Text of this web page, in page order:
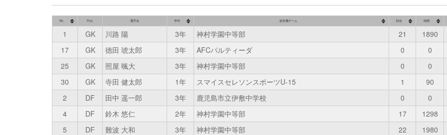
No. Pos. 選手名 学年 前所属チーム 試合 時間
1 GK 川路 陽 3年 神村学園中等部 21 1890
17
GK 德田 琥太郎 3年 AFCパルティーダ 0 0
25
GK 照屋 颯大 3年 神村学園中等部 0 0
30
GK 寺田 健太郎 1年 スマイスセレソンスポーツU-15 1 90
2
DF 田中 遥一郎 3年 鹿児島市立伊敷中学校 0 0
4
DF 鈴木 悠仁 2年 神村学園中等部 17 1298
5
DF 難波 大和 3年 神村学園中等部 22 1980